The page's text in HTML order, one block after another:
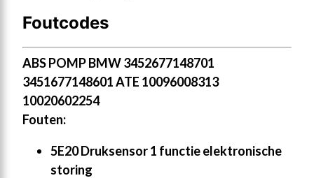
Foutcodes
ABS POMP BMW 3452677148701
3451677148601 ATE 10096008313
10020602254
Fouten:
5E20 Druksensor 1 functie elektronische
storing